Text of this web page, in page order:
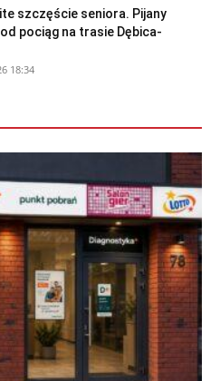
szczęście seniora. Pijany
pociąg na trasie Dębica-
18:34